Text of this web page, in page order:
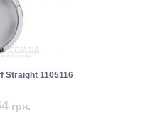
Straight 1105116
грн.